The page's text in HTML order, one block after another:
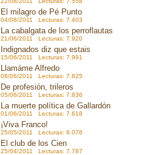
El milagro de Pé Punto
04/08/2011 Lecturas: 7.403
La cabalgata de los perroflautas
21/06/2011 Lecturas: 7.920
Indignados diz que estais
15/06/2011 Lecturas: 7.991
Llamáme Alfredo
08/06/2011 Lecturas: 7.825
De profesión, trileros
05/06/2011 Lecturas: 7.836
La muerte política de Gallardón
01/06/2011 Lecturas: 7.618
¡Viva Franco!
25/05/2011 Lecturas: 8.076
El club de los Cien
25/04/2011 Lecturas: 7.787